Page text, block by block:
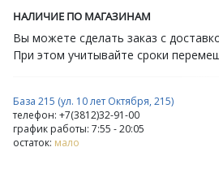
НАЛИЧИЕ ПО МАГАЗИНАМ
Вы можете сделать заказ с
При этом учитывайте сроки
База 215 (ул. 10 лет Октября, 215)
телефон: +7(3812)32-91-00
график работы: 7:55 - 20:05
остаток: мало